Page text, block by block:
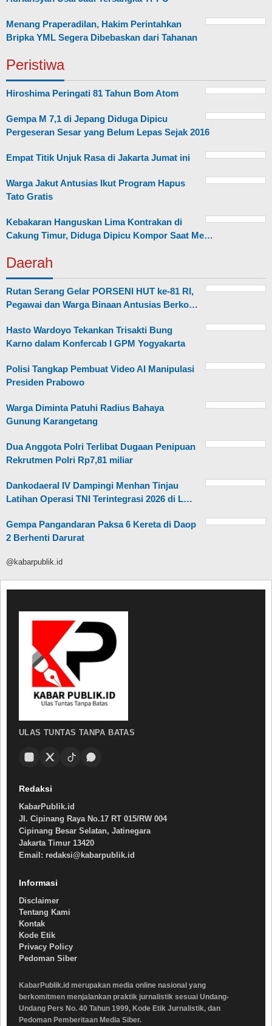
Menang Praperadilan, Hakim Perintahkan
Bripka YML Segera Dibebaskan dari Tahanan
Peristiwa
Hiroshima Peringati 81 Tahun Bom Atom
Gempa M 7,1 di Jepang Diduga Dipicu
Pergeseran Sesar yang Belum Lepas Sejak 2016
Empat Titik Unjuk Rasa di Jakarta Jumat ini
Warga Jakut Antusias Ikut Program Hapus
Tato Gratis
Kebakaran Hanguskan Lima Kontrakan di
Cakung Timur, Diduga Dipicu Kompor Saat Me…
Daerah
Rutan Serang Gelar PORSENI HUT ke-81 RI,
Pegawai dan Warga Binaan Antusias Berko…
Hasto Wardoyo Tekankan Trisakti Bung
Karno dalam Konfercab I GPM Yogyakarta
Polisi Tangkap Pembuat Video AI Manipulasi
Presiden Prabowo
Warga Diminta Patuhi Radius Bahaya
Gunung Karangetang
Dua Anggota Polri Terlibat Dugaan Penipuan
Rekrutmen Polri Rp7,81 miliar
Dankodaeral IV Dampingi Menhan Tinjau
Latihan Operasi TNI Terintegrasi 2026 di L…
Gempa Pangandaran Paksa 6 Kereta di Daop
2 Berhenti Darurat
@kabarpublik.id
ULAS TUNTAS TANPA BATAS
Redaksi
KabarPublik.id
Jl. Cipinang Raya No.17 RT 015/RW 004
Cipinang Besar Selatan, Jatinegara
Jakarta Timur 13420
Email: redaksi@kabarpublik.id
Informasi
Disclaimer
Tentang Kami
Kontak
Kode Etik
Privacy Policy
Pedoman Siber
KabarPublik.id merupakan media online nasional yang
berkomitmen menjalankan praktik jurnalistik sesuai Undang-
Undang Pers No. 40 Tahun 1999, Kode Etik Jurnalistik, dan
Pedoman Pemberitaan Media Siber.